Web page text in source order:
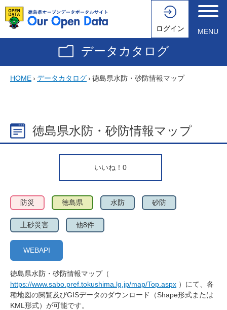
ログイン MENU
データカタログ
HOME› データカタログ› 徳島県水防・砂防情報マップ
徳島県水防・砂防情報マップ
いいね！ 0
防災 徳島県 水防 砂防
土砂災害 他8件
WEBAPI
徳島県水防・砂防情報マップ（
https://www.sabo.pref.tokushima.lg.jp/map/Top.aspx ）にて、各
種地図の閲覧及びGISデータのダウンロード（Shape形式または
KML形式）が可能です。